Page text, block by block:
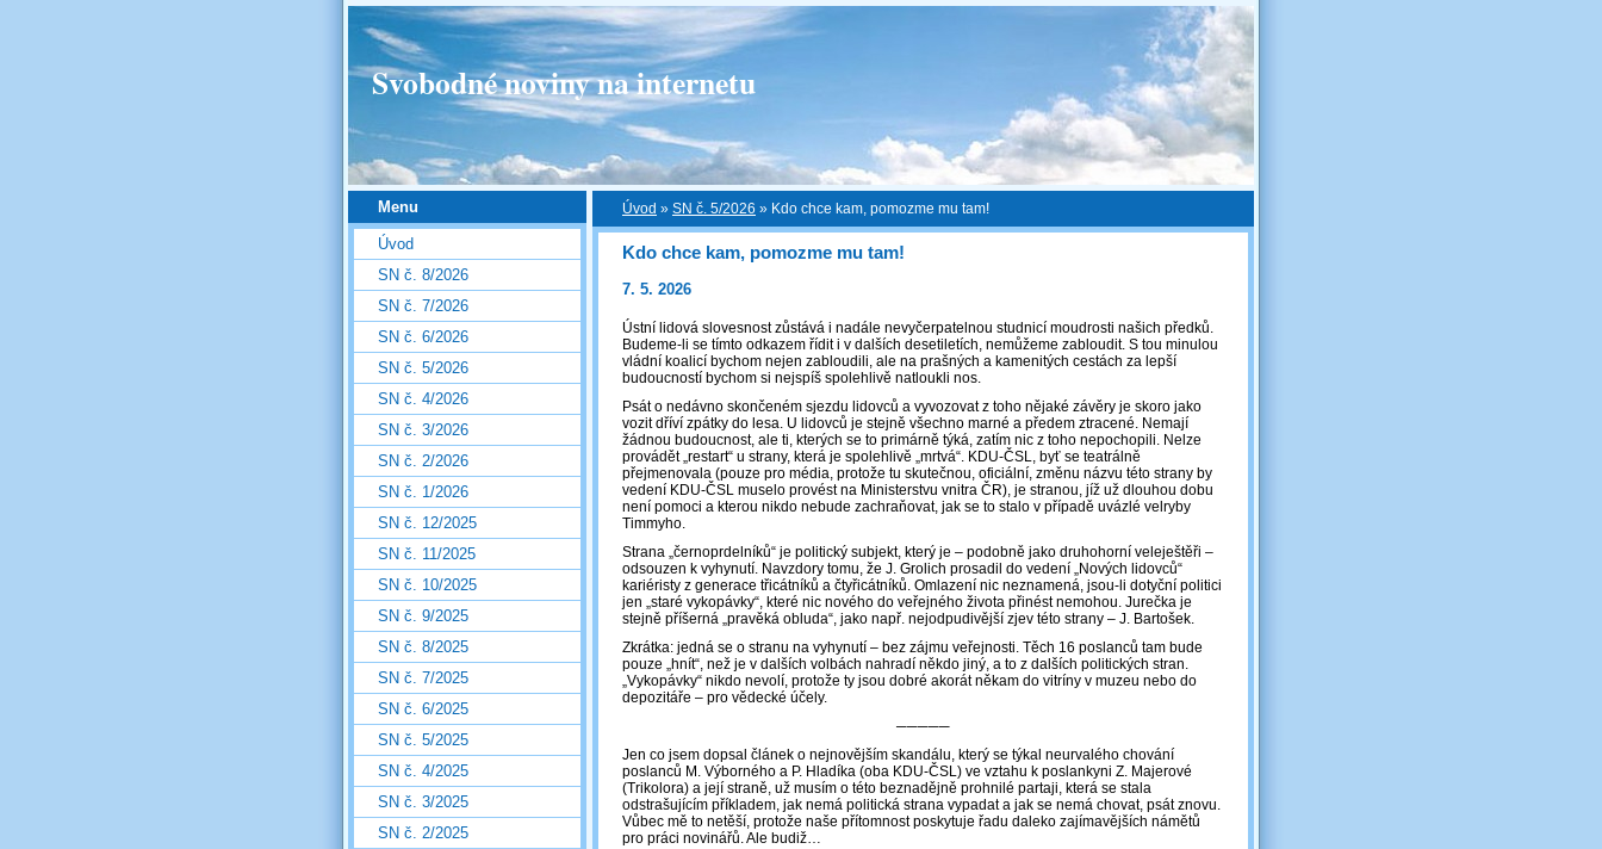
Svobodné noviny na internetu
Úvod » SN č. 5/2026 » Kdo chce kam, pomozme mu tam!
Kdo chce kam, pomozme mu tam!
7. 5. 2026
Ústní lidová slovesnost zůstává i nadále nevyčerpatelnou studnicí moudrosti našich předků.
Budeme-li se tímto odkazem řídit i v dalších desetiletích, nemůžeme zabloudit. S tou minulou
vládní koalicí bychom nejen zabloudili, ale na prašných a kamenitých cestách za lepší
budoucností bychom si nejspíš spolehlivě natloukli nos.
Psát o nedávno skončeném sjezdu lidovců a vyvozovat z toho nějaké závěry je skoro jako
vozit dříví zpátky do lesa. U lidovců je stejně všechno marné a předem ztracené. Nemají
žádnou budoucnost, ale ti, kterých se to primárně týká, zatím nic z toho nepochopili. Nelze
provádět „restart“ u strany, která je spolehlivě „mrtvá“. KDU-ČSL, byť se teatrálně
přejmenovala (pouze pro média, protože tu skutečnou, oficiální, změnu názvu této strany by
vedení KDU-ČSL muselo provést na Ministerstvu vnitra ČR), je stranou, jíž už dlouhou dobu
není pomoci a kterou nikdo nebude zachraňovat, jak se to stalo v případě uvázlé velryby
Timmyho.
Strana „černoprdelníků“ je politický subjekt, který je ‒ podobně jako druhohorní veleještěři ‒
odsouzen k vyhynutí. Navzdory tomu, že J. Grolich prosadil do vedení „Nových lidovců“
kariéristy z generace třicátníků a čtyřicátníků. Omlazení nic neznamená, jsou-li dotyční politici
jen „staré vykopávky“, které nic nového do veřejného života přinést nemohou. Jurečka je
stejně příšerná „pravěká obluda“, jako např. nejodpudivější zjev této strany – J. Bartošek.
Zkrátka: jedná se o stranu na vyhynutí – bez zájmu veřejnosti. Těch 16 poslanců tam bude
pouze „hnít“, než je v dalších volbách nahradí někdo jiný, a to z dalších politických stran.
„Vykopávky“ nikdo nevolí, protože ty jsou dobré akorát někam do vitríny v muzeu nebo do
depozitáře ‒ pro vědecké účely.
─────
Jen co jsem dopsal článek o nejnovějším skandálu, který se týkal neurvalého chování
poslanců M. Výborného a P. Hladíka (oba KDU-ČSL) ve vztahu k poslankyni Z. Majerové
(Trikolora) a její straně, už musím o této beznadějně prohnilé partaji, která se stala
odstrašujícím příkladem, jak nemá politická strana vypadat a jak se nemá chovat, psát znovu.
Vůbec mě to netěší, protože naše přítomnost poskytuje řadu daleko zajímavějších námětů
pro práci novinářů. Ale budiž…
Menu
Úvod
SN č. 8/2026
SN č. 7/2026
SN č. 6/2026
SN č. 5/2026
SN č. 4/2026
SN č. 3/2026
SN č. 2/2026
SN č. 1/2026
SN č. 12/2025
SN č. 11/2025
SN č. 10/2025
SN č. 9/2025
SN č. 8/2025
SN č. 7/2025
SN č. 6/2025
SN č. 5/2025
SN č. 4/2025
SN č. 3/2025
SN č. 2/2025